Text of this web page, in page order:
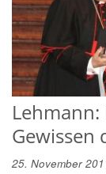
Gewissen
25. November